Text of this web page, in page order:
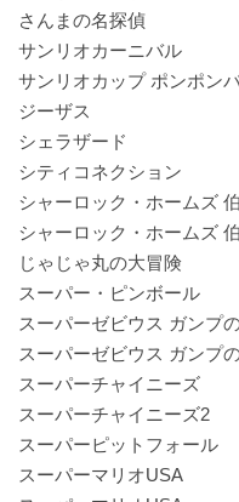
さんまの名探偵
サンリオカーニバル
サンリオカップ ポンポン
ジーザス
シェラザード
シティコネクション
シャーロック・ホームズ
シャーロック・ホームズ
じゃじゃ丸の大冒険
スーパー・ピンボール
スーパーゼビウス ガンプ
スーパーゼビウス ガンプ
スーパーチャイニーズ
スーパーチャイニーズ2
スーパーピットフォール
スーパーマリオUSA